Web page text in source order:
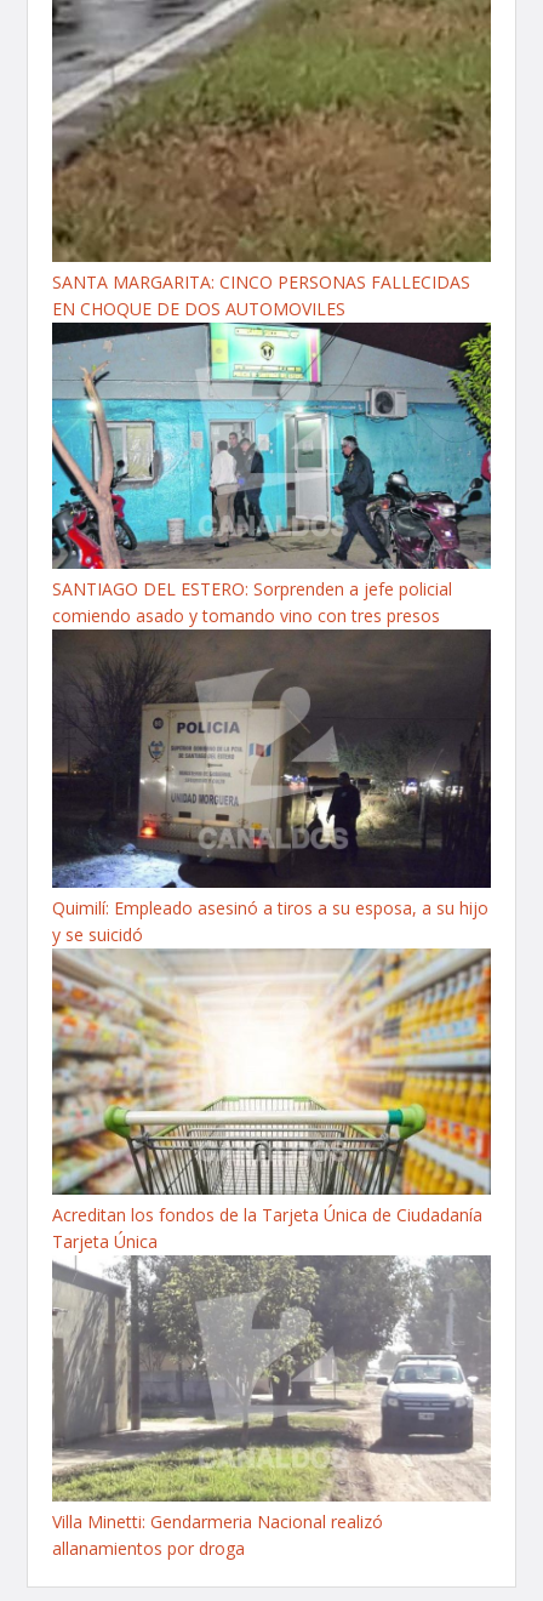
SANTA MARGARITA: CINCO PERSONAS FALLECIDAS
EN CHOQUE DE DOS AUTOMOVILES
SANTIAGO DEL ESTERO: Sorprenden a jefe policial
comiendo asado y tomando vino con tres presos
Quimilí: Empleado asesinó a tiros a su esposa, a su hijo
y se suicidó
Acreditan los fondos de la Tarjeta Única de Ciudadanía
Tarjeta Única
Villa Minetti: Gendarmeria Nacional realizó
allanamientos por droga